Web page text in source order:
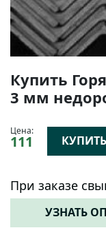
Купить
3 мм
Цена:
111
При заказе
УЗНАТЬ